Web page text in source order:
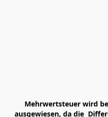
Mehrwertsteuer wird
ausgewiesen, da die